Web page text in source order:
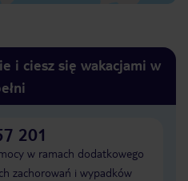
i ciesz się wakacjami w
201
w ramach dodatkowego
zachorowań i wypadków